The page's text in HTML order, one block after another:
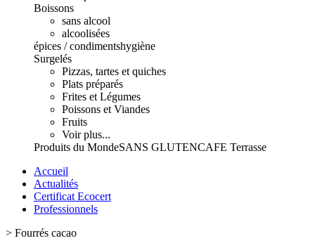
Boissons
sans alcool
alcoolisées
épices / condimentshygiène
Surgelés
Pizzas, tartes et quiches
Plats préparés
Frites et Légumes
Poissons et Viandes
Fruits
Voir plus...
Produits du MondeSANS GLUTENCAFE Terrasse
Accueil
Actualités
Certificat Ecocert
Professionnels
> Fourrés cacao